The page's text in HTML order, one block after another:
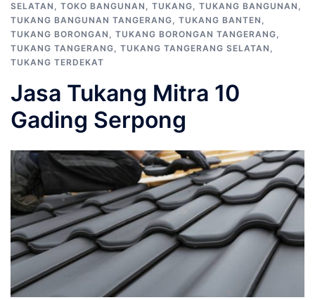
SELATAN , TOKO BANGUNAN , TUKANG, TUKANG BANGUNAN ,
TUKANG BANGUNAN TANGERANG, TUKANG BANTEN ,
TUKANG BORONGAN , TUKANG BORONGAN TANGERANG,
TUKANG TANGERANG, TUKANG TANGERANG SELATAN ,
TUKANG TERDEKAT
Jasa Tukang Mitra 10
Gading Serpong